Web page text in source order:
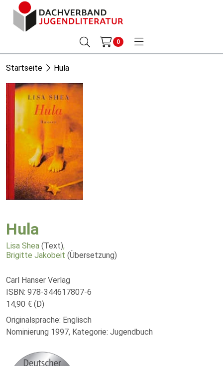
0
Startseite Hula
Hula
Lisa Shea (Text),
Brigitte Jakobeit (Übersetzung)
Carl Hanser Verlag
ISBN: 978-344617807-6
14,90 € (D)
Originalsprache: Englisch
Nominierung 1997, Kategorie: Jugendbuch